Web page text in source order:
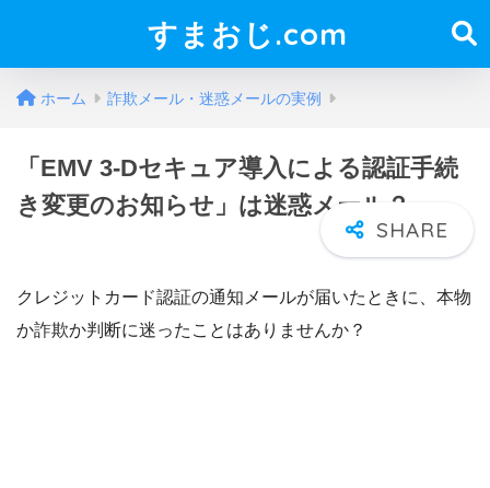
すまおじ.com
ホーム 詐欺メール・迷惑メールの実例
「EMV 3-Dセキュア導入による認証手続
き変更のお知らせ」は迷惑メール？
クレジットカード認証の通知メールが届いたときに、本物
か詐欺か判断に迷ったことはありませんか？